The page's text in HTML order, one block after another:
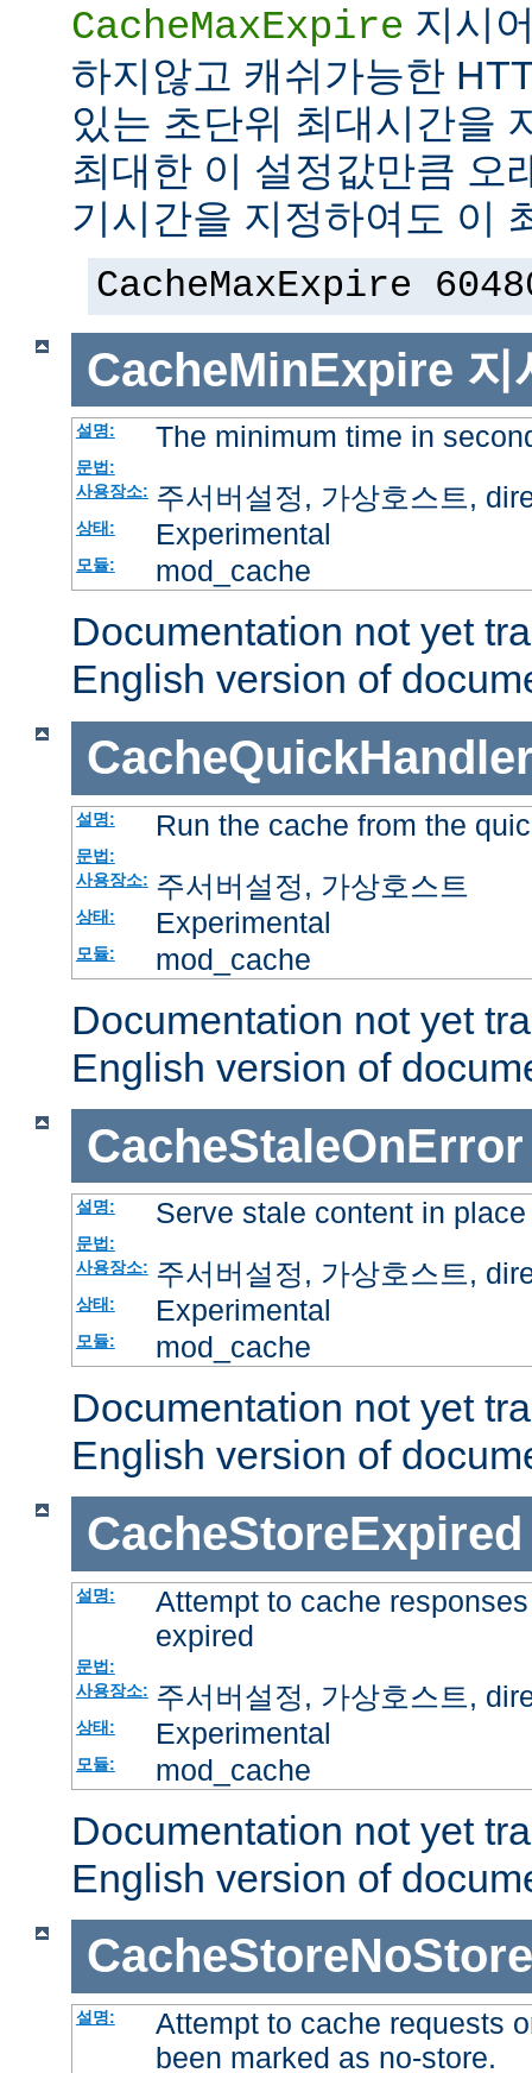
CacheMaxExpire 지시
하지않고 캐쉬가능한
있는 초단위 최대시간을
최대한 이 설정값만큼 오
기시간을 지정하여도 이
CacheMaxExpire
CacheMinExpire 지
설명: The minimum time in
문법:
사용장소: 주서버설정, 가상호스트,
상태: Experimental
모듈: mod_cache
Documentation not yet
English version of
설명: Run the cache from the
문법:
사용장소: 주서버설정, 가상호스트
상태: Experimental
모듈: mod_cache
Documentation not yet
English version of
CacheStaleOnError
설명: Serve stale content in
문법:
사용장소: 주서버설정, 가상호스트,
상태: Experimental
모듈: mod_cache
Documentation not yet
English version of
CacheStoreExpired
설명:
Attempt to cache
expired
문법:
사용장소: 주서버설정, 가상호스트,
상태: Experimental
모듈: mod_cache
Documentation not yet
English version of
CacheStoreNoStore
설명:
Attempt to cache requests
been marked as no-store.